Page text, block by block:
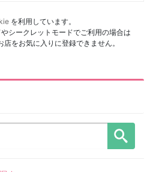
を利用しています。
シークレットモードでご利用の場合は
をお気に入りに登録できません。